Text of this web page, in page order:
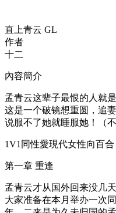
直上青云 GL
作者
十二
內容簡介
孟青云这辈子最恨的人就
这是一个破镜想重圆，追
说服不了她就睡服她！（
1V1同性愛現代女性向百合
第一章 重逢
孟青云才从国外回来没几
大家准备在本月举办一次